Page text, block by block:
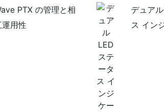
PTX の管理と相
運用性
デュア
ス イン